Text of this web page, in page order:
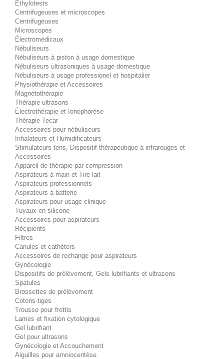
Éthylotests
Centrifugeuses et microscopes
Centrifugeuses
Microscopes
Électromédicaux
Nébuliseurs
Nébuliseurs à piston à usage domestique
Nébuliseurs ultrasoniques à usage domestique
Nébuliseurs à usage professionel et hospitalier
Physiothérapie et Accessoires
Magnétothérapie
Thérapie ultrasons
Électrothérapie et Ionophorèse
Thérapie Tecar
Accessoires pour nébuliseurs
Inhalateurs et Humidificateurs
Stimulateurs tens, Dispositif thérapeutique à infrarouges et
Accessoires
Appareil de thérapie par compression
Aspirateurs à main et Tire-lait
Aspirateurs professionnels
Aspirateurs à batterie
Aspirateurs pour usage clinique
Tuyaux en silicone
Accessoires pour aspirateurs
Récipients
Filtres
Canules et cathéters
Accessoires de rechange pour aspirateurs
Gynécologie
Dispositifs de prélèvement, Gels lubrifiants et ultrasons
Spatules
Brossettes de prélèvement
Cotons-tiges
Trousse pour frottis
Lames et fixation cytologique
Gel lubrifiant
Gel pour ultrasons
Gynécologie et Accouchement
Aiguilles pour amniocentèse